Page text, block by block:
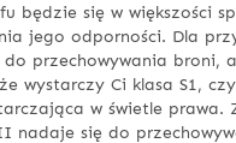
będzie się w większości
jego odporności. Dla
przechowywania broni,
wystarczy Ci klasa S1,
w świetle prawa.
nadaje się do